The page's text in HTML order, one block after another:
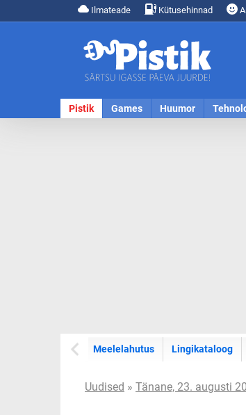
Ilmateade Kütusehinnad
Pistik Games Huumor
Meelelahutus Lingikataloog
Uudised » Tänane, 23. augusti